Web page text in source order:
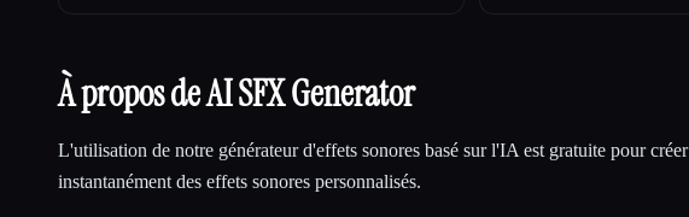
À propos de AI SFX Generator
L'utilisation de notre générateur d'effets sonores basé sur l'IA est gratuite pour créer
instantanément des effets sonores personnalisés.